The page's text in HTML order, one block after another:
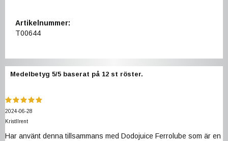
Artikelnummer:
T00644
Medelbetyg 5/5 baserat på 12 st röster.
2024-06-28
Kristllrent
Har använt denna tillsammans med Dodojuice Ferrolube som är en